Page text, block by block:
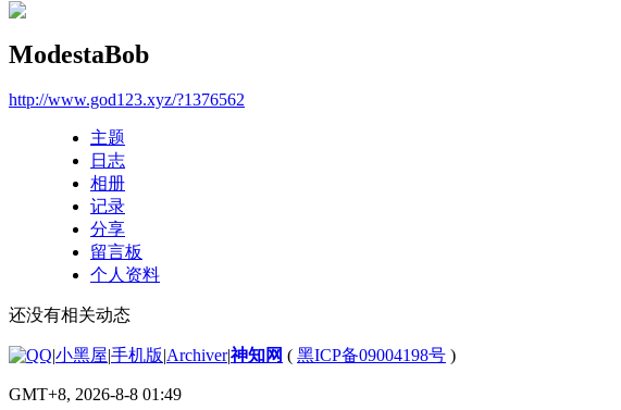
ModestaBob
http://www.god123.xyz/?1376562
主题
日志
相册
记录
分享
留言板
个人资料
还没有相关动态
|小黑屋|手机版|Archiver|神知网 ( 黑ICP备09004198号 )
GMT+8, 2026-8-8 01:49